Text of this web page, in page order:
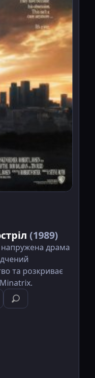
(1989)
драма
та розкриває